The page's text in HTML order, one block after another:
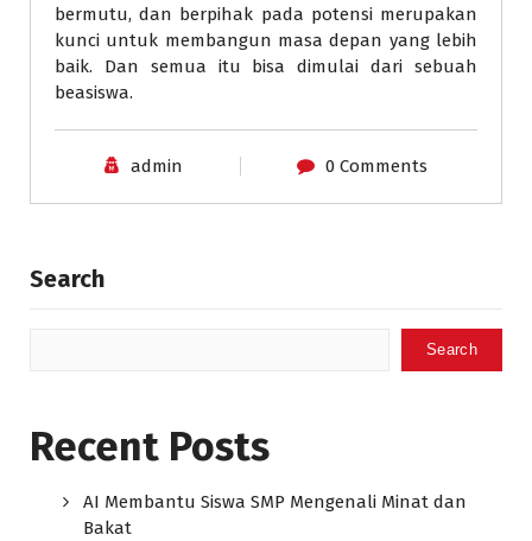
bermutu, dan berpihak pada potensi merupakan
kunci untuk membangun masa depan yang lebih
baik. Dan semua itu bisa dimulai dari sebuah
beasiswa.
admin 0 Comments
Search
Search
Recent Posts
AI Membantu Siswa SMP Mengenali Minat dan
Bakat